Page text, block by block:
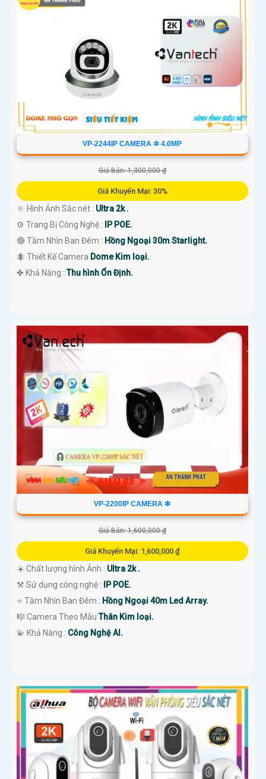
VP-2244IP CAMERA ✲ 4.0MP
Giá Bán: 1,300,000 ₫
Giá Khuyến Mại: 30%
🔆 Hình Ảnh Sắc nét : Ultra 2k .
⚙ Trang Bị Công Nghệ :
IP POE.
🔴 Tầm Nhìn Ban Đêm : Hồng Ngoại 30m Starlight.
🐜 Thiết Kế Camera Dome Kim loại.
️✤ Khả Năng :Thu hình Ổn Định.
VP-2200IP CAMERA ❇
Giá Bán: 1,600,000 ₫
Giá Khuyến Mại: 1,600,000 ₫
☀️ Chất lượng hình Ảnh : Ultra 2k .
⚒ Sử dụng công nghệ :
IP POE.
⭐ Tầm Nhìn Ban Đêm : Hồng Ngoại 40m Led Array.
🎼️ Camera Theo MẫuThân Kim loại.
️💫 Khả Năng : Công Nghệ AI.